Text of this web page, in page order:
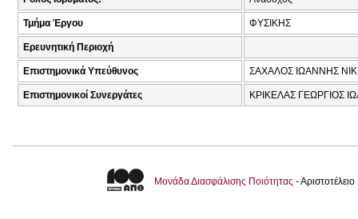
Τμήμα Έργου ΦΥΣΙΚΗΣ
Ερευνητική Περιοχή
Επιστημονικά Υπεύθυνος ΣΑΧΑΛΟΣ ΙΩΑΝΝΗΣ
Επιστημονικοί Συνεργάτες ΚΡΙΚΕΛΑΣ ΓΕΩΡΓΙΟΣ
Μονάδα Διασφάλισης Ποιότητας -